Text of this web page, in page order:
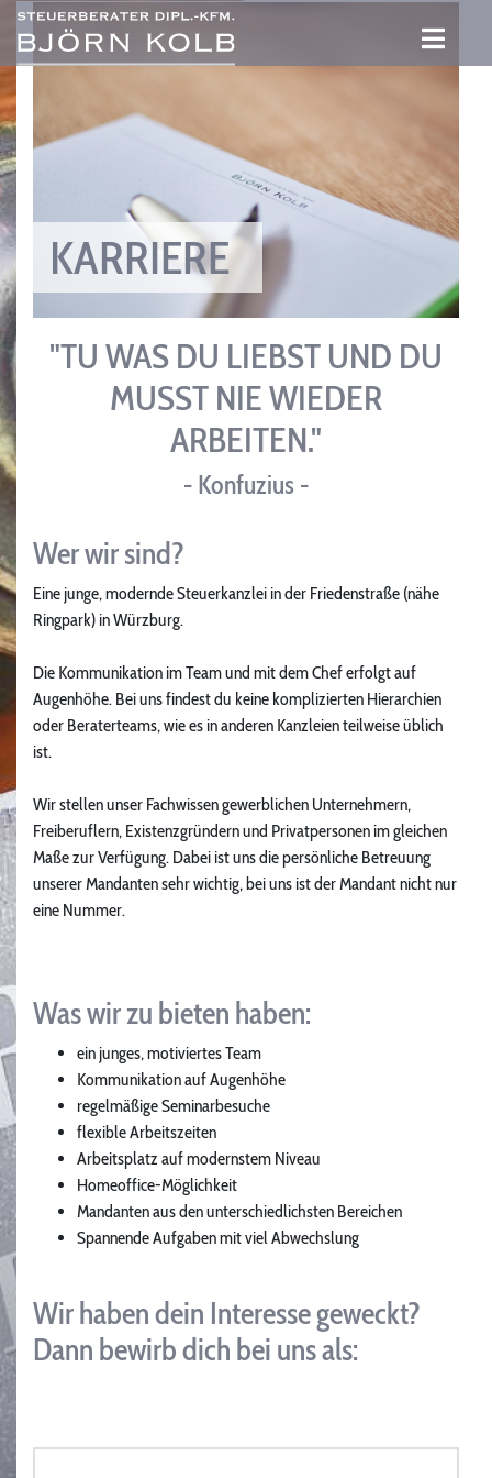
KARRIERE
"TU WAS DU LIEBST UND DU
MUSST NIE WIEDER
ARBEITEN."
- Konfuzius -
Wer wir sind?
Eine junge, modernde Steuerkanzlei in der Friedenstraße (nähe
Ringpark) in Würzburg.
Die Kommunikation im Team und mit dem Chef erfolgt auf
Augenhöhe. Bei uns findest du keine komplizierten Hierarchien
oder Beraterteams, wie es in anderen Kanzleien teilweise üblich
ist.
Wir stellen unser Fachwissen gewerblichen Unternehmern,
Freiberuflern, Existenzgründern und Privatpersonen im gleichen
Maße zur Verfügung. Dabei ist uns die persönliche Betreuung
unserer Mandanten sehr wichtig, bei uns ist der Mandant nicht nur
eine Nummer.
Was wir zu bieten haben:
ein junges, motiviertes Team
Kommunikation auf Augenhöhe
regelmäßige Seminarbesuche
flexible Arbeitszeiten
Arbeitsplatz auf modernstem Niveau
Homeoffice-Möglichkeit
Mandanten aus den unterschiedlichsten Bereichen
Spannende Aufgaben mit viel Abwechslung
Wir haben dein Interesse geweckt?
Dann bewirb dich bei uns als: